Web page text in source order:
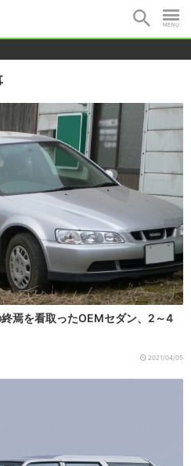
焉を看取ったOEMセダン、2～4
2021/04/05